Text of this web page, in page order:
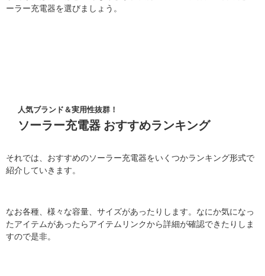
ーラー充電器を選びましょう。
人気ブランド＆実用性抜群！
ソーラー充電器 おすすめランキング
それでは、おすすめのソーラー充電器をいくつかランキング形式で
紹介していきます。
なお各種、様々な容量、サイズがあったりします。なにか気になっ
たアイテムがあったらアイテムリンクから詳細が確認できたりしま
すので是非。